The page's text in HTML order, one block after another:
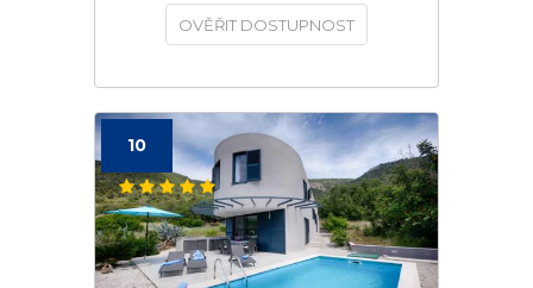
OVĚŘIT DOSTUPNOST
10